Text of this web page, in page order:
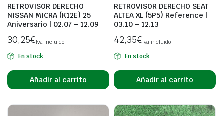
RETROVISOR DERECHO
NISSAN MICRA (K12E) 25
Aniversario | 02.07 – 12.09
30,25€Iva incluido
En stock
Añadir al carrito
RETROVISOR DERECHO SEAT
ALTEA XL (5P5) Reference |
03.10 – 12.13
42,35€Iva incluido
En stock
Añadir al carrito